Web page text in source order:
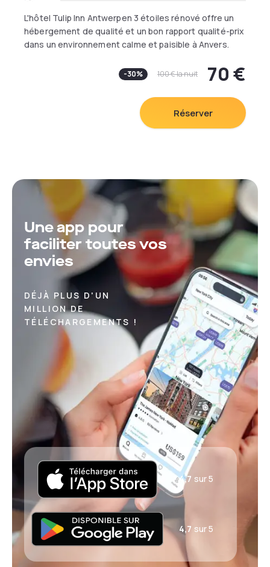
L'hôtel Tulip Inn Antwerpen 3 étoiles rénové offre un
hébergement de qualité et un bon rapport qualité-prix
dans un environnement calme et paisible à Anvers.
vacanciers, cet hôtel moderne est situé juste à côté
du ring R1 d'Anvers. Nous disposons d'un choix de 126
chambres confortables, d'un bar à bière et d'un
restaurant moderne pour un séjour relaxant en ville.
-30% 100 €la nuit 70 €
Réserver
Une app pour
faciliter toutes vos
envies
DÉJÀ PLUS D'UN
MILLION DE
TÉLÉCHARGEMENTS !
4,7 sur 5
4,7 sur 5